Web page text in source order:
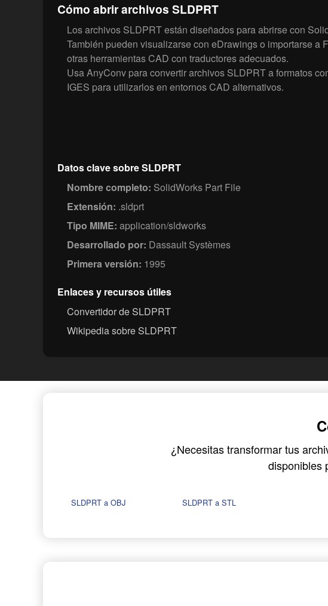
Cómo abrir archivos SLDPRT
Los archivos SLDPRT están diseñados para abrirse con
También pueden visualizarse con eDrawings o importarse a
otras herramientas CAD con traductores adecuados.
Usa AnyConv para convertir archivos SLDPRT a formatos
IGES para utilizarlos en entornos CAD alternativos.
Datos clave sobre SLDPRT
Nombre completo: SolidWorks Part File
Extensión: .sldprt
Tipo MIME: application/sldworks
Desarrollado por: Dassault Systèmes
Primera versión: 1995
Enlaces y recursos útiles
Convertidor de SLDPRT
Wikipedia sobre SLDPRT
¿Necesitas transformar tus
disponibles
SLDPRT a OBJ SLDPRT a STL